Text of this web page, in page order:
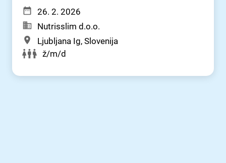
26. 2. 2026
Nutrisslim d.o.o.
Ljubljana Ig, Slovenija
ž/m/d